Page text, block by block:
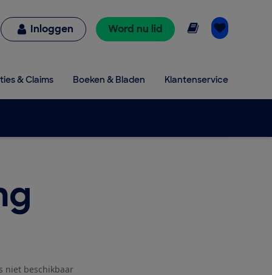
Inloggen Word nu lid Online lezen
& Claims Boeken & Bladen Klantenservice
niet beschikbaar